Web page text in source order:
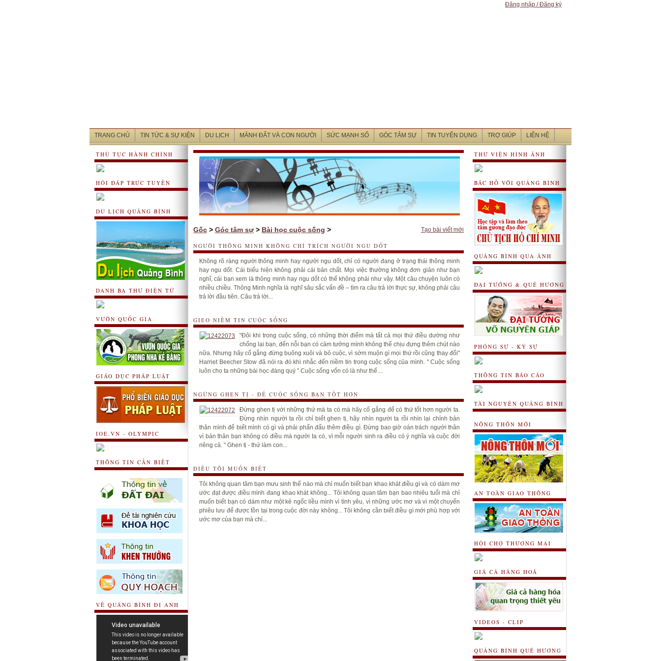
Đăng nhập / Đăng ký
TRANG CHỦ TIN TỨC & SỰ KIỆN DU LỊCH MẢNH ĐẤT VÀ CON NGƯỜI SỨC MẠNH SỐ GÓC TÂM SỰ TIN TUYỂN DỤNG TRỢ GIÚP LIÊN HỆ
THỦ TỤC HÀNH CHÍNH
HỎI ĐÁP TRỰC TUYẾN
DU LỊCH QUẢNG BÌNH
DANH BẠ THƯ ĐIỆN TỬ
VƯỜN QUỐC GIA
GIÁO DỤC PHÁP LUẬT
IOE.VN - OLYMPIC
THÔNG TIN CẦN BIẾT
VỀ QUẢNG BÌNH ĐI ANH
THƯ VIỆN HÌNH ẢNH
BÁC HỒ VỚI QUẢNG BÌNH
QUẢNG BÌNH QUA ẢNH
ĐẠI TƯỚNG & QUÊ HƯƠNG
PHÓNG SỰ - KÝ SỰ
THÔNG TIN BÁO CÁO
TÀI NGUYÊN QUẢNG BÌNH
NÔNG THÔN MỚI
AN TOÀN GIAO THÔNG
HỘI CHỢ THƯƠNG MẠI
GIÁ CẢ HÀNG HOÁ
VIDEOS - CLIP
QUẢNG BÌNH QUÊ HƯƠNG
Gốc > Góc tâm sự> Bài học cuộc sống > Tạo bài viết mới
NGƯỜI THÔNG MINH KHÔNG CHỈ TRÍCH NGƯỜI NGU DỐT
Không rõ ràng người thông minh hay người ngu dốt, chỉ có người đang ở trạng thái thông minh
hay ngu dốt. Cái biểu hiện không phải cái bản chất. Mọi việc thường không đơn giản như bạn
nghĩ, cái bạn xem là thông minh hay ngu dốt có thể không phải như vậy. Một câu chuyện luôn có
nhiều chiều. Thông Minh nghĩa là nghĩ sâu sắc vấn đề – tìm ra câu trả lời thực sự, không phải câu
trả lời đầu tiên. Câu trả lời...
GIEO NIỀM TIN CUỘC SỐNG
"Đôi khi trong cuộc sống, có những thời điểm mà tất cả mọi thứ điều dường như
chống lại bạn, đến nỗi bạn có cảm tưởng mình không thể chịu đựng thêm chút nào
nữa. Nhưng hãy cố gắng đừng buông xuôi và bỏ cuộc, vì sớm muộn gì mọi thứ rồi cũng thay đổi"
Harriet Beecher Stow đã nói ra đó khi nhắc đến niềm tin trong cuộc sống của mình. " Cuộc sống
luôn cho ta những bài học đáng quý " Cuộc sống vốn có là như thế....
NGỪNG GHEN TỊ - ĐỂ CUỘC SỐNG BẠN TỐT HƠN
Đừng ghen tị với những thứ mà ta có mà hãy cố gắng để có thứ tốt hơn người ta.
Đừng nhìn người ta rồi chỉ biết ghen tị, hãy nhìn người ta rồi nhìn lại chính bản
thân mình để biết mình có gì và phải phấn đấu thêm điều gì. Đừng bao giờ oán trách người thân
vì bản thân bạn không có điều mà người ta có, vì mỗi người sinh ra điều có ý nghĩa và cuộc đời
riêng cả. " Ghen tị - thứ làm con...
ĐIỀU TÔI MUỐN BIẾT
Tôi không quan tâm bạn mưu sinh thế nào mà chỉ muốn biết bạn khao khát điều gì và có dám mơ
ước đạt được điều mình đang khao khát không... Tôi không quan tâm bạn bao nhiêu tuổi mà chỉ
muốn biết bạn có dám như một kẻ ngốc liều mình vì tình yêu, vì những ước mơ và vì một chuyến
phiêu lưu để được tồn tại trong cuộc đời này không... Tôi không cần biết điều gì mới phù hợp với
ước mơ của bạn mà chỉ...